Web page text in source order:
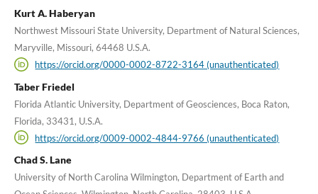
Kurt A. Haberyan
Northwest Missouri State University, Department of Natural Sciences,
Maryville, Missouri, 64468 U.S.A.
https://orcid.org/0000-0002-8722-3164 (unauthenticated)
Taber Friedel
Florida Atlantic University, Department of Geosciences, Boca Raton,
Florida, 33431, U.S.A.
https://orcid.org/0009-0002-4844-9766 (unauthenticated)
Chad S. Lane
University of North Carolina Wilmington, Department of Earth and